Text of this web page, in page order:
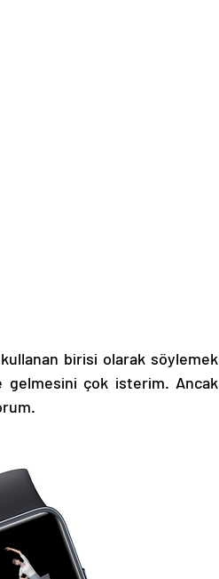
birisi olarak söylemek
gelmesini çok isterim. Ancak